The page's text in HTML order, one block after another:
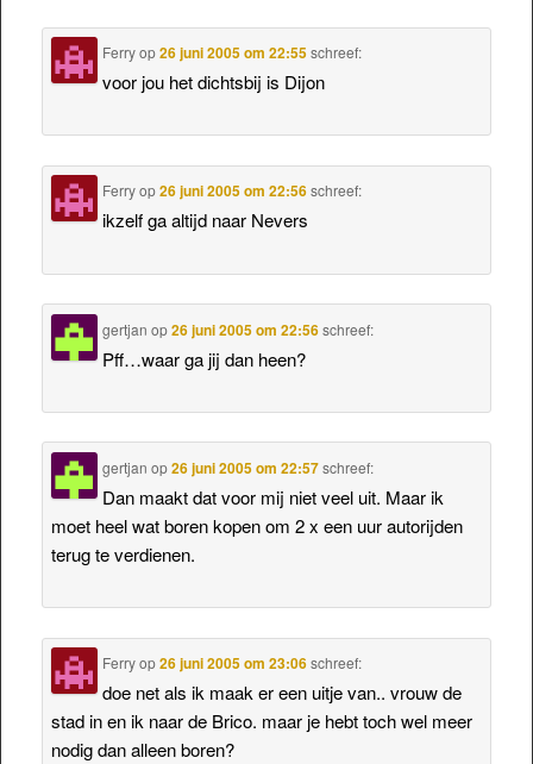
Ferryop26 juni 2005 om 22:55 schreef:
voor jou het dichtsbij is Dijon
Ferryop26 juni 2005 om 22:56 schreef:
ikzelf ga altijd naar Nevers
gertjan op26 juni 2005 om 22:56 schreef:
Pff…waar ga jij dan heen?
gertjan op26 juni 2005 om 22:57 schreef:
Dan maakt dat voor mij niet veel uit. Maar ik
moet heel wat boren kopen om 2 x een uur autorijden
terug te verdienen.
Ferryop26 juni 2005 om 23:06 schreef:
doe net als ik maak er een uitje van.. vrouw de
stad in en ik naar de Brico. maar je hebt toch wel meer
nodig dan alleen boren?